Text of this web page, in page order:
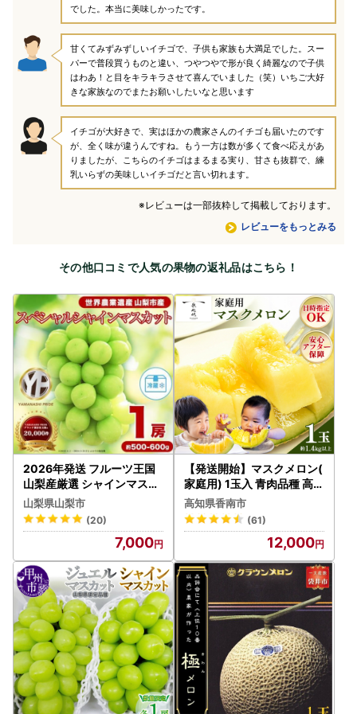
レビューをもっとみる
でした。本当に美味しかったです。
甘くてみずみずしいイチゴで、子供も家族も大満足でした。スー
パーで普段買うものと違い、つやつやで形が良く綺麗なので子供
はわあ！と目をキラキラさせて喜んでいました（笑）いちご大好
きな家族なのでまたお願いしたいなと思います
イチゴが大好きで、実はほかの農家さんのイチゴも届いたのです
が、全く味が違うんですね。もう一方は数が多くて食べ応えがあ
りましたが、こちらのイチゴはまるまる実り、甘さも抜群で、練
乳いらずの美味しいイチゴだと言い切れます。
※レビューは一部抜粋して掲載しております。
その他口コミで人気の果物の返礼品はこちら！
2026年発送 フルーツ王国
山梨産厳選 シャインマスカ
ット 1房(約500-600g)【
配送不可地域：離島】【15
01766】
山梨県山梨市
(20)
7,000
【発送開始】マスクメロン(
家庭用) 1玉入 青肉品種 高級
メロン！ ／ マスクメロン
果物 フルーツ ギフト 農家
直送 tn-0024
高知県香南市
(61)
12,000